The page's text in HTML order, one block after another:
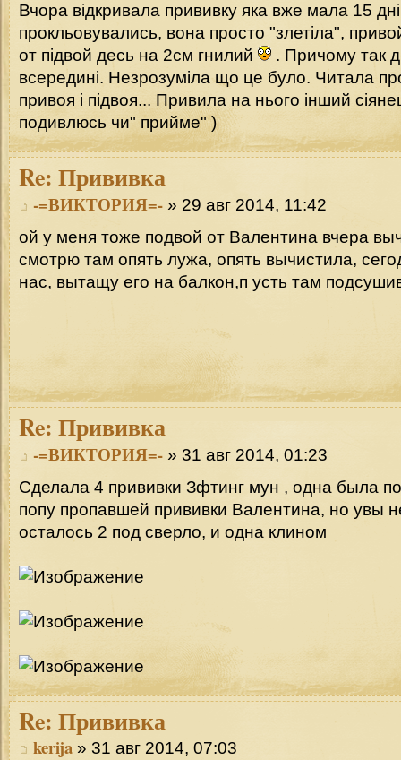
Вчора відкривала прививку яка вже мала 15
прокльовувались, вона просто "злетіла",
от підвой десь на 2см гнилий
. Причому так
всередині. Незрозуміла що це було. Читала
привоя і підвоя... Привила на нього інший
подивлюсь чи" прийме" )
Re: Прививка
-=ВИКТОРИЯ=- » 29 авг 2014, 11:42
ой у меня тоже подвой от Валентина вчера
смотрю там опять лужа, опять вычистила,
нас, вытащу его на балкон,п усть там
Re: Прививка
-=ВИКТОРИЯ=- » 31 авг 2014, 01:23
Сделала 4 прививки Зфтинг мун , одна была
попу пропавшей прививки Валентина, но увы
осталось 2 под сверло, и одна клином
Re: Прививка
kerija » 31 авг 2014, 07:03